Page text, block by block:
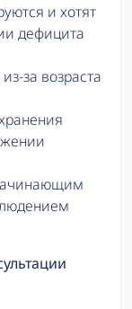
и хотят
дефицита
за возраста